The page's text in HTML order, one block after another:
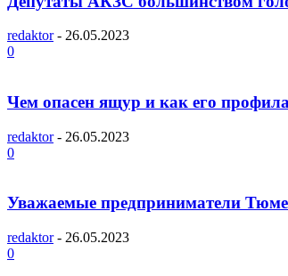
redaktor - 26.05.2023
0
Чем опасен ящур и как его
redaktor - 26.05.2023
0
Уважаемые предприниматели
redaktor - 26.05.2023
0